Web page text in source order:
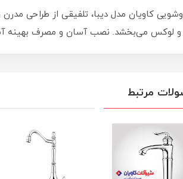
کاویان مدل دیبا، تلفیقی از طراحی
لوکس می‌بخشد. نصب آسان و مصرف بهینه آب
مرتبط